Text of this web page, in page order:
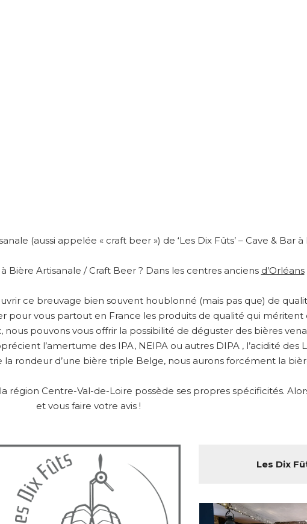
(aussi appelée « craft beer ») de ‘Les Dix Fûts’ – Cave & Bar
Bière Artisanale / Craft Beer ? Dans les centres anciens d’Orléans
ce breuvage bien souvent houblonné (mais pas que) de
pour vous partout en France les produits de qualité qui méritent
pouvons vous offrir la possibilité de déguster des bières
l’amertume des IPA, NEIPA ou autres DIPA , l’acidité des
rondeur d’une bière triple Belge, nous aurons forcément la
région Centre-Val-de-Loire possède ses propres spécificités.
et vous faire votre avis !
Les Dix